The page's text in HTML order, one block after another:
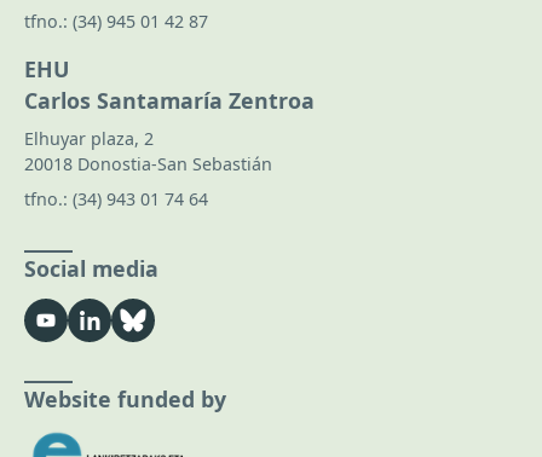
tfno.: (34) 945 01 42 87
EHU
Carlos Santamaría Zentroa
Elhuyar plaza, 2
20018 Donostia-San Sebastián
tfno.: (34) 943 01 74 64
Social media
Website funded by